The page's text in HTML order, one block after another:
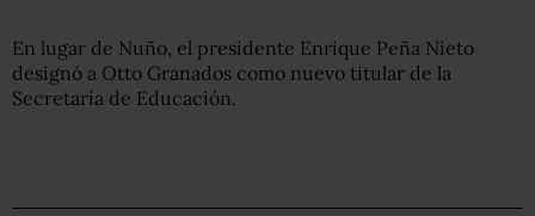
En lugar de Nuño, el presidente Enrique Peña Nieto
designó a Otto Granados como nuevo titular de la
Secretaría de Educación.